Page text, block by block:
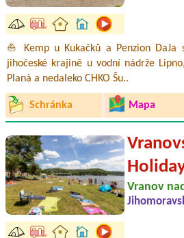
⛵ Kemp u Kukačků a Penzion DaJa
jihočeské krajině u vodní nádrže
Planá a nedaleko CHKO Šu..
Schránka Mapa
Vranov